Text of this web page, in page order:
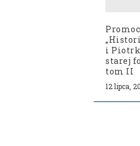
i
starej
tom II
12 lipca,